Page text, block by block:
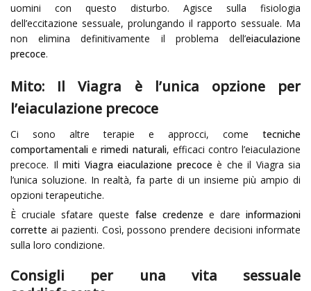
uomini con questo disturbo. Agisce sulla fisiologia
dell’eccitazione sessuale, prolungando il rapporto sessuale. Ma
non elimina definitivamente il problema dell’eiaculazione
precoce.
Mito: Il Viagra è l’unica opzione per
l’eiaculazione precoce
Ci sono altre terapie e approcci, come tecniche
comportamentali erimedi naturali, efficaci contro l’eiaculazione
precoce. Il miti Viagra eiaculazione precoce è che il Viagra sia
l’unica soluzione. In realtà, fa parte di un insieme più ampio di
opzioni terapeutiche.
È cruciale sfatare queste false credenze e dare informazioni
corrette ai pazienti. Così, possono prendere decisioni informate
sulla loro condizione.
Consigli per una vita sessuale